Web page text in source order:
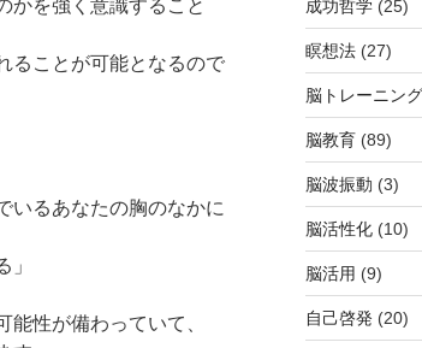
かを強く意識すること
ることが可能となるので
いるあなたの胸のなかに
」
性が備わっていて、
成功哲学(25)
瞑想法(27)
脳トレーニング
脳教育(89)
脳波振動 (3)
脳活性化(10)
脳活用 (9)
自己啓発 (20)